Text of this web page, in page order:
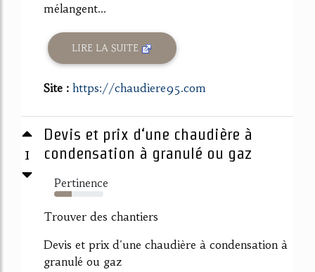
mélangent...
LIRE LA SUITE
Site : https://chaudiere95.com
1
Devis et prix d‘une chaudière à
condensation à granulé ou gaz
Pertinence
35%
Trouver des chantiers
Devis et prix d'une chaudière à condensation à
granulé ou gaz